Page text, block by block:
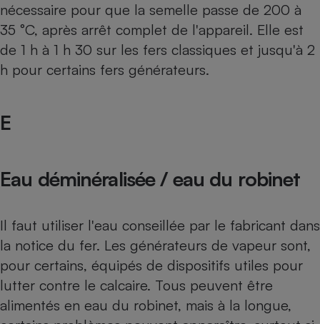
nécessaire pour que la semelle passe de 200 à
35 °C, après arrêt complet de l'appareil. Elle est
de 1 h à 1 h 30 sur les fers classiques et jusqu'à 2
h pour certains fers générateurs.
E
Eau déminéralisée / eau du robinet
Il faut utiliser l'eau conseillée par le fabricant dans
la notice du fer. Les générateurs de vapeur sont,
pour certains, équipés de dispositifs utiles pour
lutter contre le calcaire. Tous peuvent être
alimentés en eau du robinet, mais à la longue,